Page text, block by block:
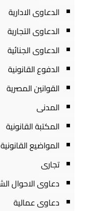
الدعاوى الادارية
الدعاوى التجارية
الدعاوى الجنائية
الدفوع القانونية
القوانين المصرية
المدنى
المكتبة القانونية
المواضيع القانونية
تجارى
دعاوى الاحوال
دعاوى عمالية